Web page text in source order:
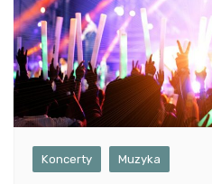
Koncerty Muzyka